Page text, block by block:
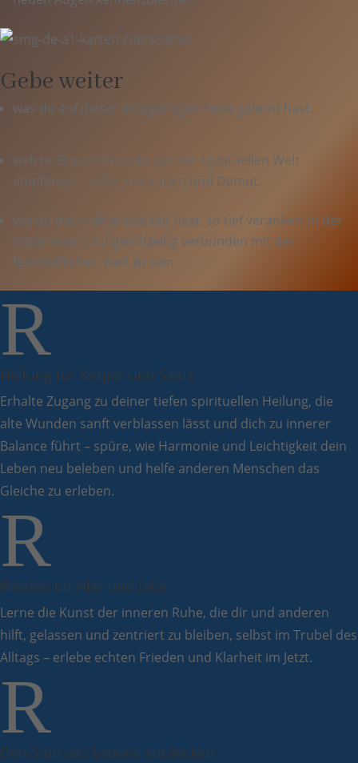
Gebe weiter
was du auf dieser einzigartigen Reise gelernt hast.
welche Botschaften du aus der spirituellen Welt
empfängst - voller Vertrauen und Demut.
wie du die Kraft entwickelt hast, so tief verankert in der
materiellen und gleichzeitig verbunden mit der
feinstofflichen Welt zu sein.
R
Heilung für Körper und Seele
Erhalte Zugang zu deiner tiefen spirituellen Heilung, die
alte Wunden sanft verblassen lässt und dich zu innerer
Balance führt – spüre, wie Harmonie und Leichtigkeit dein
Leben neu beleben und helfe anderen Menschen das
Gleiche zu erleben.
R
Frieden im Hier und Jetzt
Lerne die Kunst der inneren Ruhe, die dir und anderen
hilft, gelassen und zentriert zu bleiben, selbst im Trubel des
Alltags – erlebe echten Frieden und Klarheit im Jetzt.
R
Den Sinn des Lebens entdecken